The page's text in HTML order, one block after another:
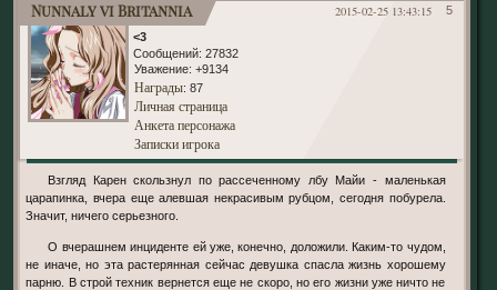
5
2015-02-25 13:43:15
Nunnaly vi Britannia
<3
Сообщений: 27832
Уважение: +9134
Награды: 87
Личная страница
Анкета персонажа
Записки игрока
Взгляд Карен скользнул по рассеченному лбу Майи - маленькая
царапинка, вчера еще алевшая некрасивым рубцом, сегодня побурела.
Значит, ничего серьезного.
О вчерашнем инциденте ей уже, конечно, доложили. Каким-то чудом,
не иначе, но эта растерянная сейчас девушка спасла жизнь хорошему
парню. В строй техник вернется еще не скоро, но его жизни уже ничто не